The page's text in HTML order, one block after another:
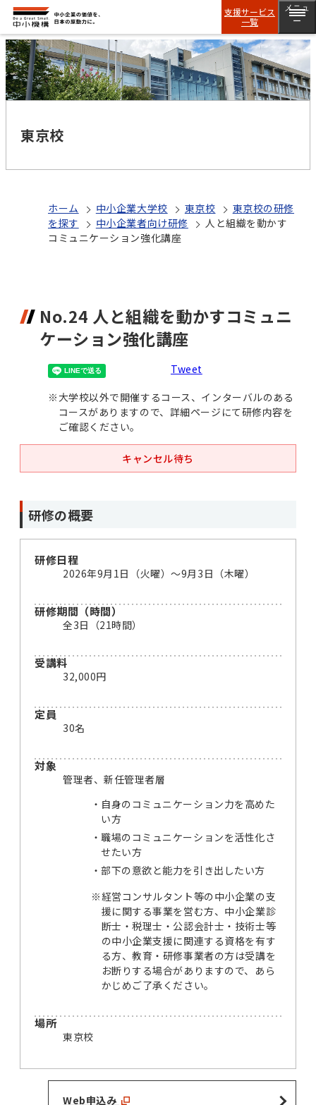
支援サービス
一覧
メニュ
ー
東京校
ホーム 中小企業大学校 東京校
東京校の研修
を探す
中小企業者向け研修
人と組織を動かす
コミュニケーション強化講座
No.24 人と組織を動かすコミュニ
ケーション強化講座
Tweet
※大学校以外で開催するコース、インターバルのある
コースがありますので、詳細ページにて研修内容を
ご確認ください。
キャンセル待ち
研修の概要
研修日程
2026年9月1日（火曜）～9月3日（木曜）
研修期間（時間）
全3日（21時間）
受講料
32,000円
定員
30名
対象
管理者、新任管理者層
自身のコミュニケーション力を高めた
い方
職場のコミュニケーションを活性化さ
せたい方
部下の意欲と能力を引き出したい方
※経営コンサルタント等の中小企業の支
援に関する事業を営む方、中小企業診
断士・税理士・公認会計士・技術士等
の中小企業支援に関連する資格を有す
る方、教育・研修事業者の方は受講を
お断りする場合がありますので、あら
かじめご了承ください。
場所
東京校
Web申込み